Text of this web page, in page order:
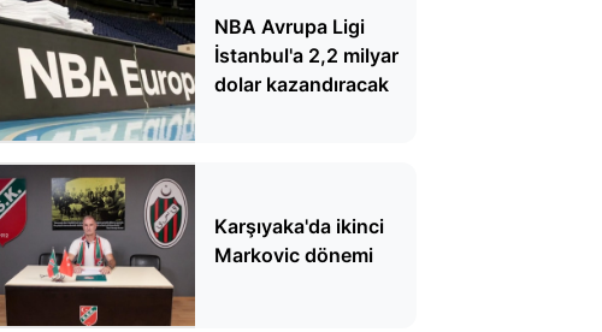
NBA Avrupa Ligi
İstanbul'a 2,2 milyar
dolar kazandıracak
Karşıyaka'da ikinci
Markovic dönemi